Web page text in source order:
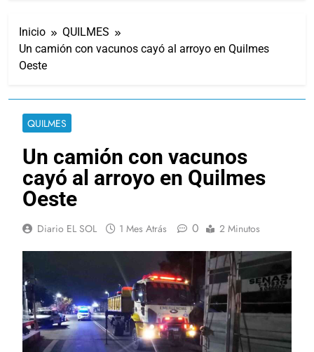
Inicio
QUILMES
Un camión con vacunos cayó al arroyo en Quilmes
Oeste
QUILMES
Un camión con vacunos
cayó al arroyo en Quilmes
Oeste
Diario EL SOL 1 Mes Atrás 0 2 Minutos